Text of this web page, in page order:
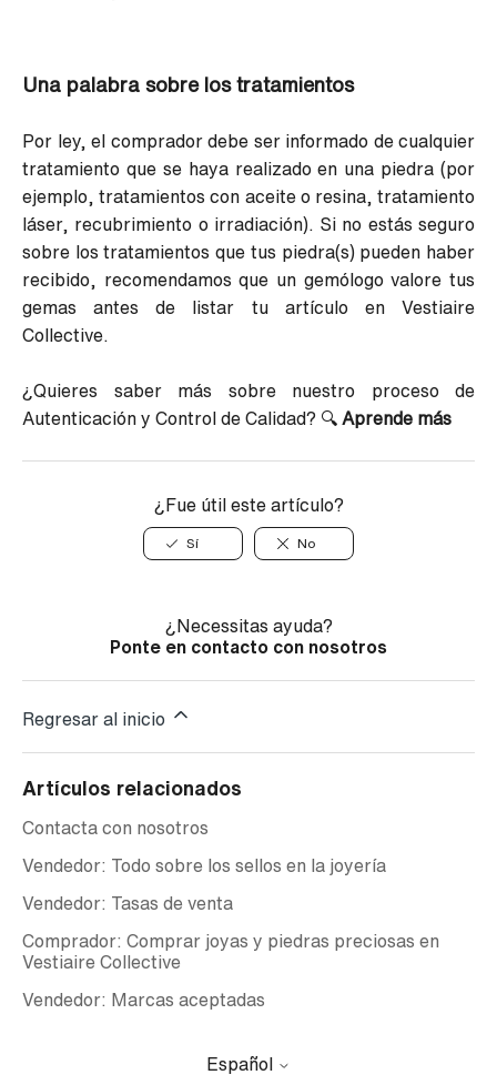
Una palabra sobre los tratamientos
Por ley, el comprador debe ser informado de cualquier
tratamiento que se haya realizado en una piedra (por
ejemplo, tratamientos con aceite o resina, tratamiento
láser, recubrimiento o irradiación). Si no estás seguro
sobre los tratamientos que tus piedra(s) pueden haber
recibido, recomendamos que un gemólogo valore tus
gemas antes de listar tu artículo en Vestiaire
Collective.
¿Quieres saber más sobre nuestro proceso de
Autenticación y Control de Calidad? 🔍 Aprende más
¿Fue útil este artículo?
Sí No
¿Necessitas ayuda?
Ponte en contacto con nosotros
Regresar al inicio
Artículos relacionados
Contacta con nosotros
Vendedor: Todo sobre los sellos en la joyería
Vendedor: Tasas de venta
Comprador: Comprar joyas y piedras preciosas en
Vestiaire Collective
Vendedor: Marcas aceptadas
Español